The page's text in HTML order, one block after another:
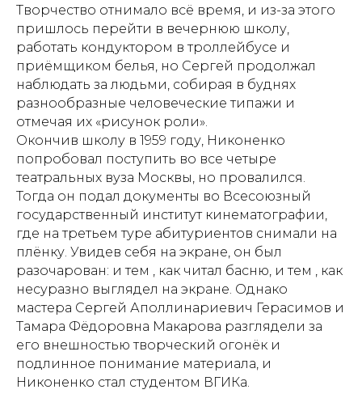
Творчество отнимало всё время, и из-за этого
пришлось перейти в вечернюю школу,
работать кондуктором в троллейбусе и
приёмщиком белья, но Сергей продолжал
наблюдать за людьми, собирая в буднях
разнообразные человеческие типажи и
отмечая их «рисунок роли».
Окончив школу в 1959 году, Никоненко
попробовал поступить во все четыре
театральных вуза Москвы, но провалился.
Тогда он подал документы во Всесоюзный
государственный институт кинематографии,
где на третьем туре абитуриентов снимали на
плёнку. Увидев себя на экране, он был
разочарован: и тем , как читал басню, и тем , как
несуразно выглядел на экране. Однако
мастера Сергей Аполлинариевич Герасимов и
Тамара Фёдоровна Макарова разглядели за
его внешностью творческий огонёк и
подлинное понимание материала, и
Никоненко стал студентом ВГИКа.